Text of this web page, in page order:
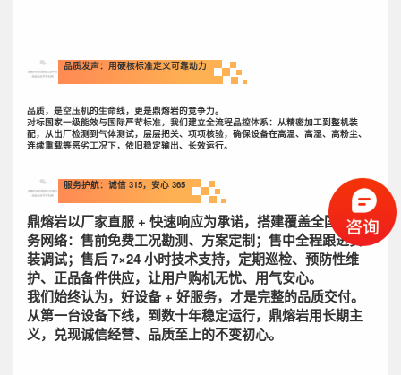
品质发声：用硬核标准定义可靠动力
品质，是空压机的生命线，更是鼎熔岩的竞争力。
对标国家一级能效与国际严苛标准，我们建立全流程品控体系：从精密加工到整机装
配，从出厂检测到气体测试，层层把关、项项核验，确保设备在高温、高湿、高粉尘、
连续重载等恶劣工况下，依旧稳定输出、长效运行。
服务护航：诚信 315，安心 365
鼎熔岩以厂家直服 + 快速响应为承诺，搭建覆盖全国的服
务网络：售前免费工况勘测、方案定制；售中全程跟进安
装调试；售后 7×24 小时技术支持，定期巡检、预防性维
护、正品备件供应，让用户购机无忧、用气安心。
我们始终认为，好设备 + 好服务，才是完整的品质交付。
从第一台设备下线，到数十年稳定运行，鼎熔岩用长期主
义，兑现诚信经营、品质至上的不变初心。